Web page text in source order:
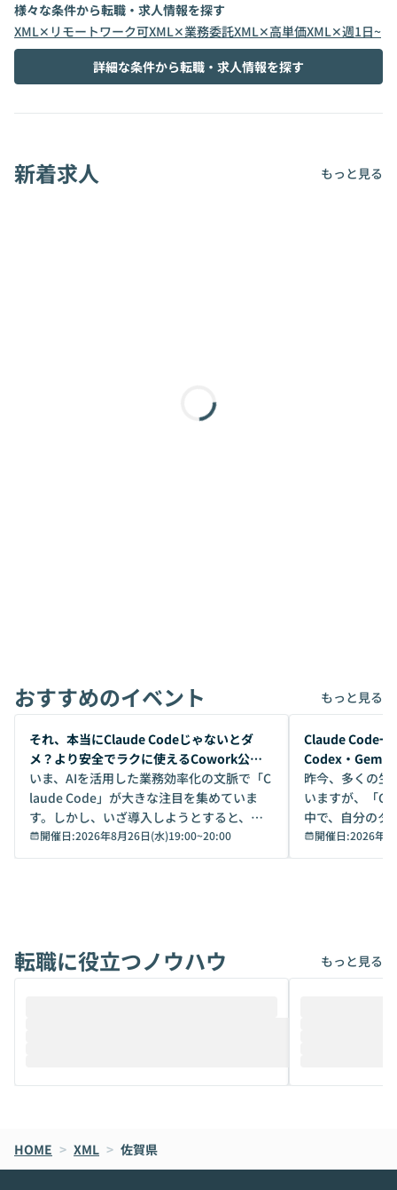
様々な条件から転職・求人情報を探す
XML✕リモートワーク可XML✕業務委託XML✕高単価XML✕週1日~
詳細な条件から転職・求人情報を探す
新着求人 もっと見る
おすすめのイベント もっと見る
開催前
それ、本当にClaude Codeじゃないとダ
メ？より安全でラクに使えるCowork公開
デモ
いま、AIを活用した業務効率化の文脈で「C
laude Code」が大きな注目を集めていま
す。しかし、いざ導入しようとすると、セ
キュリティ面の懸念や権限管理のハードル
から、気軽に使えないケースも多いのでは
けでなく、想像以上の範囲まで自動化でき
ることは、まだあまり知られていません。
メルカリでの判断基準をもとに「なぜClau
oworkの基本的な機能をご紹介いただきま
す。 続く公開デモでは、実際にCoworkを
開催日:2026年8月26日(水)19:00~20:00
開催前
Claude Code一
Codex・
昨今、多くの生
いますが、「
中で、自分のタ
いいのか」を自
か？ 「なんとなく誰かが良いと言っていた
は、評判では
ているAIを選ぶこ
それぞれの本当
ント構築の最前
開催日:2026年8
転職に役立つノウハウ もっと見る
HOME > XML > 佐賀県